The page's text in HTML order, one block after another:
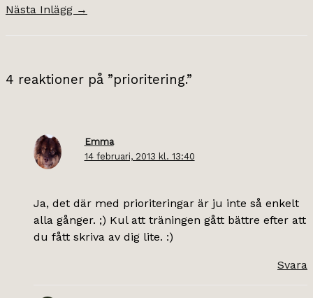
Nästa Inlägg →
4 reaktioner på ”prioritering.”
Emma
14 februari, 2013 kl. 13:40
Ja, det där med prioriteringar är ju inte så enkelt
alla gånger. ;) Kul att träningen gått bättre efter att
du fått skriva av dig lite. :)
Svara